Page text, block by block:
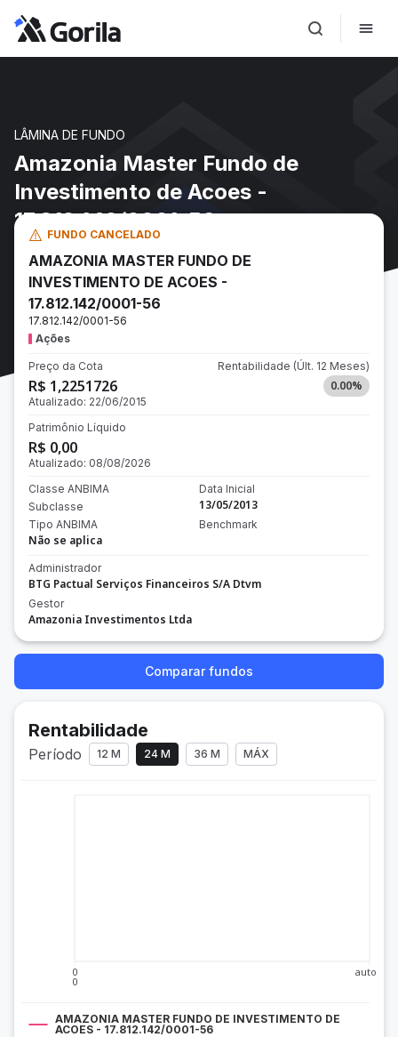
LÂMINA DE FUNDO
Amazonia Master Fundo de
Investimento de Acoes -
17.812.142/0001-56
FUNDO CANCELADO
AMAZONIA MASTER FUNDO DE
INVESTIMENTO DE ACOES -
17.812.142/0001-56
17.812.142/0001-56
Ações
Preço da Cota
R$ 1,2251726
Atualizado: 22/06/2015
Rentabilidade (Últ. 12 Meses)
0.00%
Patrimônio Líquido
R$ 0,00
Atualizado: 08/08/2026
Classe ANBIMA
Subclasse
Tipo ANBIMA
Não se aplica
Data Inicial
13/05/2013
Benchmark
Administrador
BTG Pactual Serviços Financeiros S/A Dtvm
Gestor
Amazonia Investimentos Ltda
Comparar fundos
Rentabilidade
Período 12 M 24 M 36 M MÁX
0
0
auto
AMAZONIA MASTER FUNDO DE INVESTIMENTO DE
ACOES - 17.812.142/0001-56